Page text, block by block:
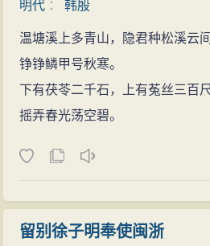
明代 ：韩殷
温塘溪上多青山，隐君种松溪云
铮铮鳞甲号秋寒。
下有茯苓二千石，上有菟丝三百
摇弄春光荡空碧。
留别徐子明奉使闽浙